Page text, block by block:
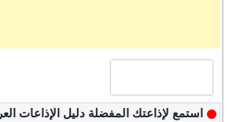
استمع لإذاعتك المفضلة دليل الإذاعات